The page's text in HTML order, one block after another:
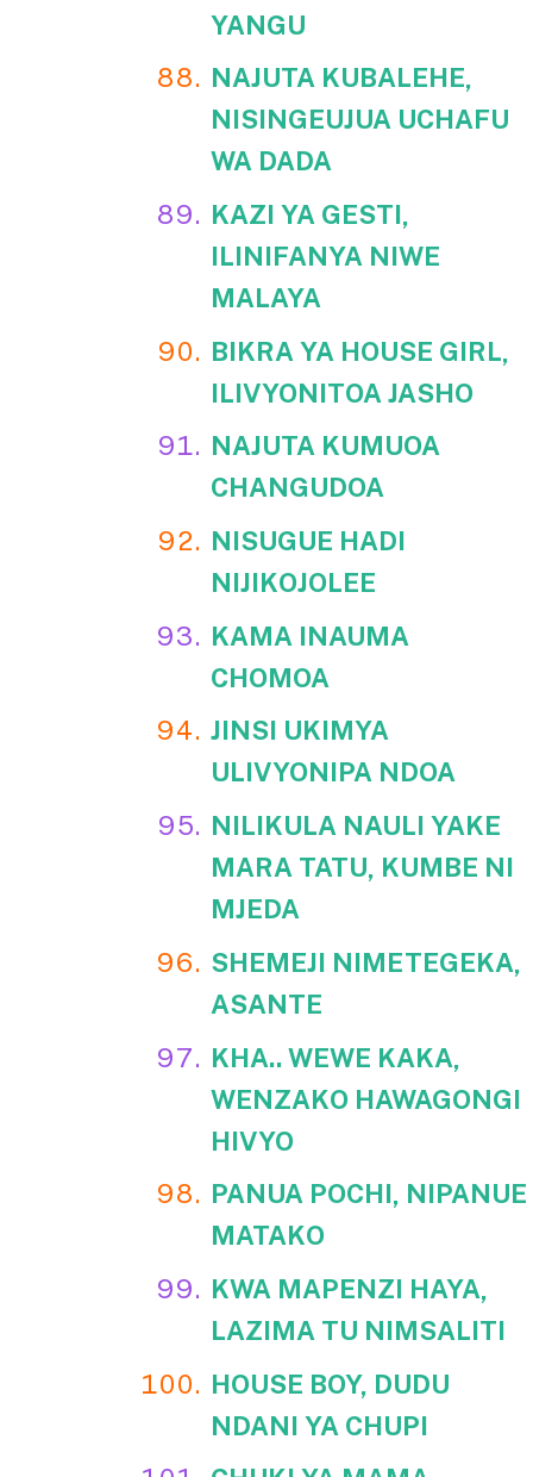
YANGU
NAJUTA KUBALEHE,
NISINGEUJUA UCHAFU
WA DADA
KAZI YA GESTI,
ILINIFANYA NIWE
MALAYA
BIKRA YA HOUSE GIRL,
ILIVYONITOA JASHO
NAJUTA KUMUOA
CHANGUDOA
NISUGUE HADI
NIJIKOJOLEE
KAMA INAUMA
CHOMOA
JINSI UKIMYA
ULIVYONIPA NDOA
NILIKULA NAULI YAKE
MARA TATU, KUMBE NI
MJEDA
SHEMEJI NIMETEGEKA,
ASANTE
KHA.. WEWE KAKA,
WENZAKO HAWAGONGI
HIVYO
PANUA POCHI, NIPANUE
MATAKO
KWA MAPENZI HAYA,
LAZIMA TU NIMSALITI
HOUSE BOY, DUDU
NDANI YA CHUPI